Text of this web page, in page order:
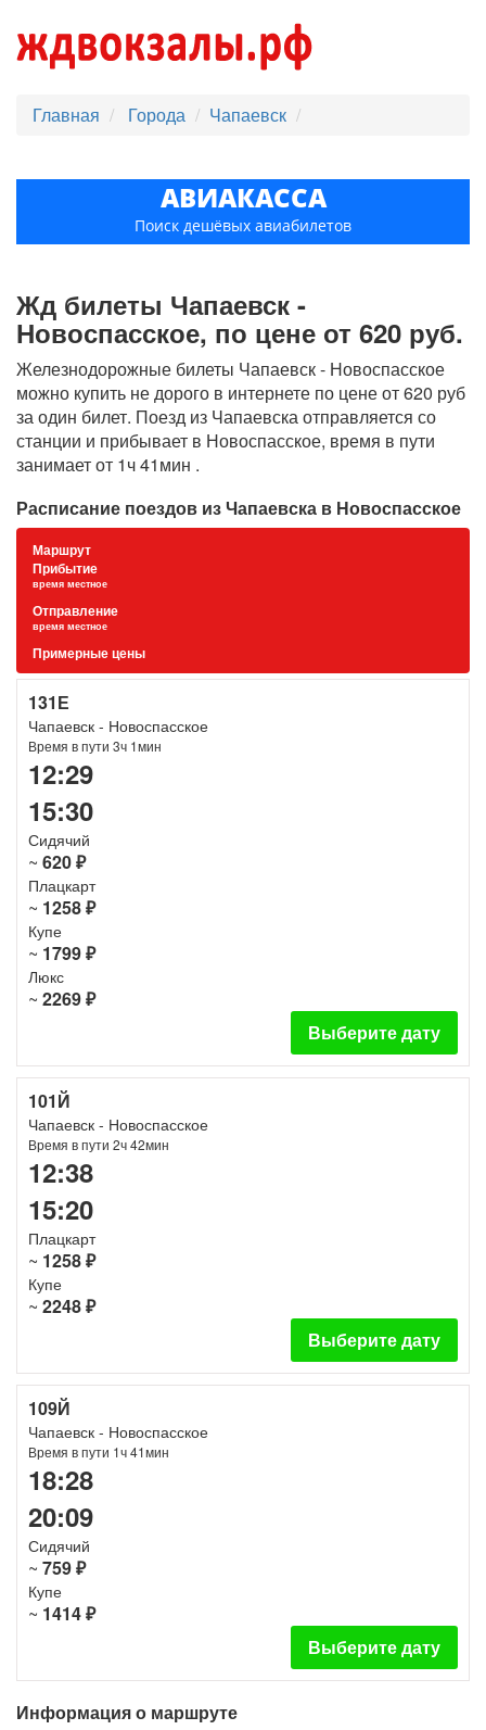
Главная Города Чапаевск
АВИАКАССА
Поиск дешёвых авиабилетов
Жд билеты Чапаевск -
Новоспасское, по цене от 620 руб.
Железнодорожные билеты Чапаевск - Новоспасское
можно купить не дорого в интернете по цене от 620 руб
за один билет. Поезд из Чапаевска отправляется со
станции и прибывает в Новоспасское, время в пути
занимает от 1ч 41мин .
Расписание поездов из Чапаевска в Новоспасское
Маршрут
Прибытие
время местное
Отправление
время местное
Примерные цены
131Е
Чапаевск - Новоспасское
Время в пути 3ч 1мин
12:29
15:30
Сидячий
~ 620 ₽
Плацкарт
~ 1258 ₽
Купе
~ 1799 ₽
Люкс
~ 2269 ₽
Выберите дату
101Й
Чапаевск - Новоспасское
Время в пути 2ч 42мин
12:38
15:20
Плацкарт
~ 1258 ₽
Купе
~ 2248 ₽
Выберите дату
109Й
Чапаевск - Новоспасское
Время в пути 1ч 41мин
18:28
20:09
Сидячий
~ 759 ₽
Купе
~ 1414 ₽
Выберите дату
Информация о маршруте